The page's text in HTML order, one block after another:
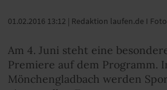
01.02.2016 13:12 | Redaktion laufen.de I
Am 4. Juni steht eine
Premiere auf dem Programm.
Mönchengladbach werden